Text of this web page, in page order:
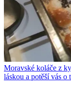
Moravské koláče z
láskou a potěší vás